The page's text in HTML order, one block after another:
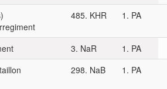
485. KHR 1. PA
3. NaR
1. PA
298. NaB 1. PA